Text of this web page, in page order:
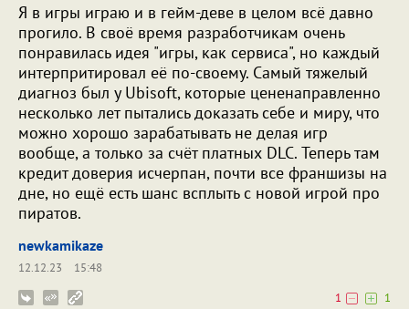
Я в игры играю и в гейм-деве в целом всё давно
прогило. В своё время разработчикам очень
понравилась идея "игры, как сервиса", но каждый
интерпритировал её по-своему. Самый тяжелый
диагноз был у Ubisoft, которые цененаправленно
несколько лет пытались доказать себе и миру, что
можно хорошо зарабатывать не делая игр
вообще, а только за счёт платных DLC. Теперь там
кредит доверия исчерпан, почти все франшизы на
дне, но ещё есть шанс всплыть с новой игрой про
пиратов.
newkamikaze
12.12.23
15:48
1
1